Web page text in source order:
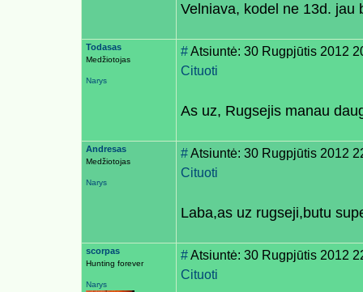
Velniava, kodel ne 13d. jau
Todasas
Medžiotojas
Narys
#Atsiuntė: 30 Rugpjūtis 2012
Cituoti
As uz, Rugsejis manau
Andresas
Medžiotojas
Narys
#Atsiuntė: 30 Rugpjūtis 2012
Cituoti
Laba,as uz rugseji,butu
scorpas
Hunting forever
Narys
#Atsiuntė: 30 Rugpjūtis 2012
Cituoti